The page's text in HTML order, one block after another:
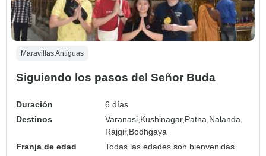
Maravillas Antiguas
Siguiendo los pasos del Señor Buda
Duración
6 días
Destinos
Varanasi, Kushinagar, Patna, Nalanda,
Rajgir, Bodhgaya
Franja de edad
Todas las edades son bienvenidas